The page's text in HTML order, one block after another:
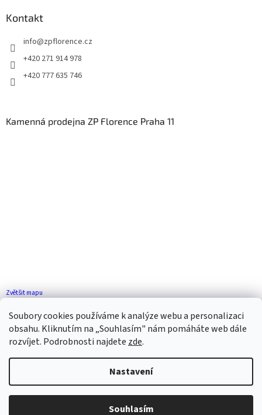
Soubory cookies používáme k analýze webu a personalizaci
obsahu. Kliknutím na „Souhlasím" nám pomáháte web dále
rozvíjet. Podrobnosti najdete zde.
Nastavení
Souhlasím
Kontakt
info@zpflorence.cz
+420 271 914 978
+420 777 635 746
Kamenná prodejna ZP Florence Praha 11
Zvětšit mapu
Vytvořil Shoptet
ZP FLORENCE. Všechna práva vyhrazena.